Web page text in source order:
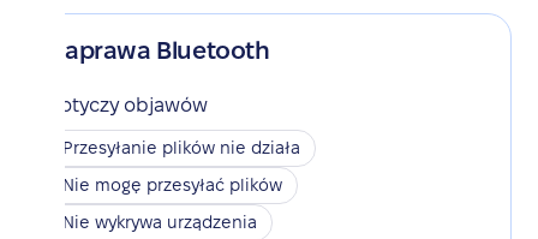
Naprawa Bluetooth
Dotyczy objawów
Przesyłanie plików nie działa
Nie mogę przesyłać plików
Nie wykrywa urządzenia